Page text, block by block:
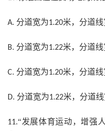
A. 分道宽为1.20米，分道线
B. 分道宽为1.22米，分道线
C. 分道宽为1.20米，分道线
D. 分道宽为1.22米，分道
11.“发展体育运动，增强